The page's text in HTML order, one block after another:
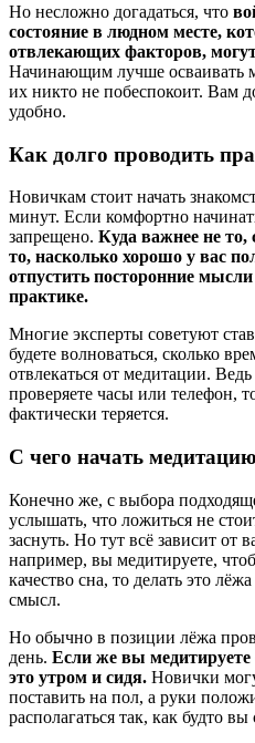
Но несложно догадаться, что
состояние в людном месте,
отвлекающих факторов,
Начинающим лучше осваивать
их никто не побеспокоит. Вам
удобно.
Как долго проводить
Новичкам стоит начать
минут. Если комфортно
запрещено. Куда важнее не то,
то, насколько хорошо у вас
отпустить посторонние
практике.
Многие эксперты советуют
будете волноваться, сколько
отвлекаться от медитации.
проверяете часы или телефон,
фактически теряется.
С чего начать медитацию
Конечно же, с выбора
услышать, что ложиться не
заснуть. Но тут всё зависит от
например, вы медитируете,
качество сна, то делать это
смысл.
Но обычно в позиции лёжа
день. Если же вы медитируете
это утром и сидя. Новички
поставить на пол, а руки
располагаться так, как будто